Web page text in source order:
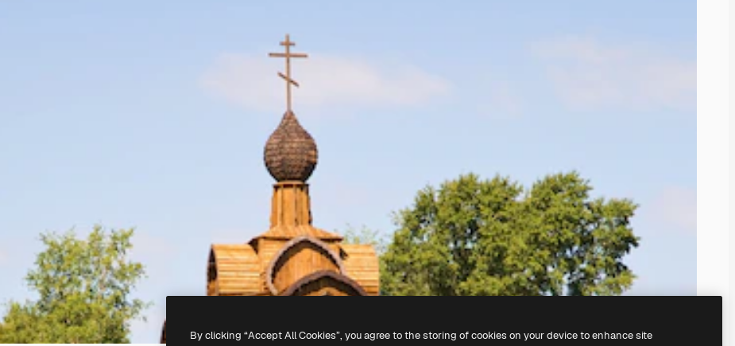
By clicking “Accept All Cookies”, you agree to the storing of cookies on your device to enhance site